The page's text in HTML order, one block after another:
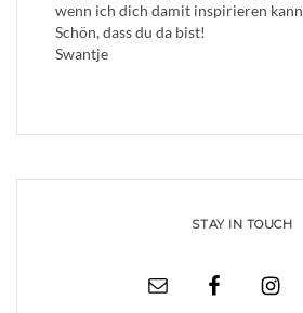
wenn ich dich damit inspirieren
Schön, dass du da bist!
Swantje
STAY IN TOUCH